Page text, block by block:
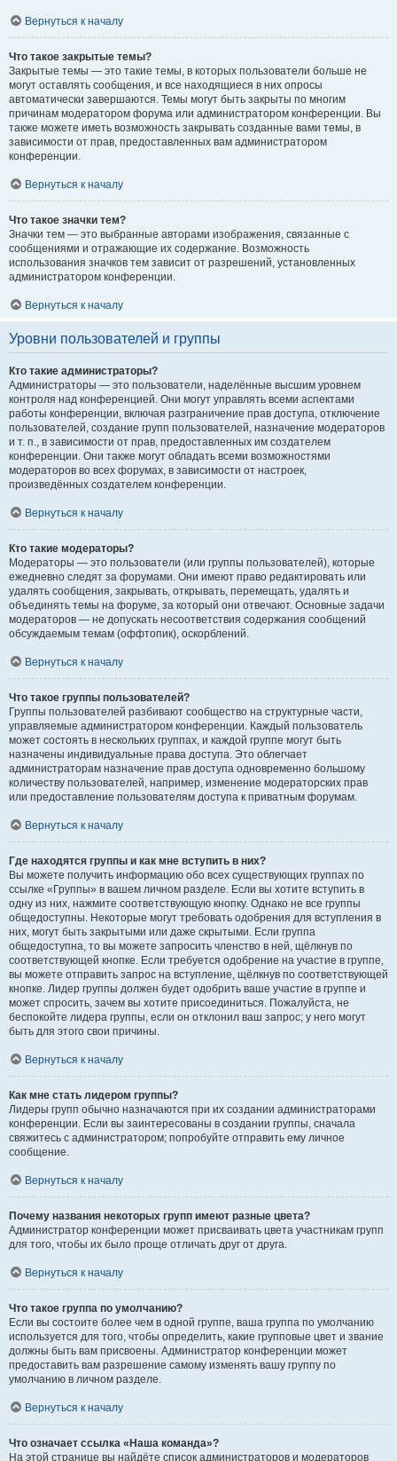
Вернуться к началу
Что такое закрытые темы?
Закрытые темы — это такие темы, в которых пользователи больше не
могут оставлять сообщения, и все находящиеся в них опросы
автоматически завершаются. Темы могут быть закрыты по многим
причинам модератором форума или администратором конференции. Вы
также можете иметь возможность закрывать созданные вами темы, в
зависимости от прав, предоставленных вам администратором
конференции.
Вернуться к началу
Что такое значки тем?
Значки тем — это выбранные авторами изображения, связанные с
сообщениями и отражающие их содержание. Возможность
использования значков тем зависит от разрешений, установленных
администратором конференции.
Вернуться к началу
Уровни пользователей и группы
Кто такие администраторы?
Администраторы — это пользователи, наделённые высшим уровнем
контроля над конференцией. Они могут управлять всеми аспектами
работы конференции, включая разграничение прав доступа, отключение
пользователей, создание групп пользователей, назначение модераторов
и т. п., в зависимости от прав, предоставленных им создателем
конференции. Они также могут обладать всеми возможностями
модераторов во всех форумах, в зависимости от настроек,
произведённых создателем конференции.
Вернуться к началу
Кто такие модераторы?
Модераторы — это пользователи (или группы пользователей), которые
ежедневно следят за форумами. Они имеют право редактировать или
удалять сообщения, закрывать, открывать, перемещать, удалять и
объединять темы на форуме, за который они отвечают. Основные задачи
модераторов — не допускать несоответствия содержания сообщений
обсуждаемым темам (оффтопик), оскорблений.
Вернуться к началу
Что такое группы пользователей?
Группы пользователей разбивают сообщество на структурные части,
управляемые администратором конференции. Каждый пользователь
может состоять в нескольких группах, и каждой группе могут быть
назначены индивидуальные права доступа. Это облегчает
администраторам назначение прав доступа одновременно большому
количеству пользователей, например, изменение модераторских прав
или предоставление пользователям доступа к приватным форумам.
Вернуться к началу
Где находятся группы и как мне вступить в них?
Вы можете получить информацию обо всех существующих группах по
ссылке «Группы» в вашем личном разделе. Если вы хотите вступить в
одну из них, нажмите соответствующую кнопку. Однако не все группы
общедоступны. Некоторые могут требовать одобрения для вступления в
них, могут быть закрытыми или даже скрытыми. Если группа
общедоступна, то вы можете запросить членство в ней, щёлкнув по
соответствующей кнопке. Если требуется одобрение на участие в группе,
вы можете отправить запрос на вступление, щёлкнув по соответствующей
кнопке. Лидер группы должен будет одобрить ваше участие в группе и
может спросить, зачем вы хотите присоединиться. Пожалуйста, не
беспокойте лидера группы, если он отклонил ваш запрос; у него могут
быть для этого свои причины.
Вернуться к началу
Как мне стать лидером группы?
Лидеры групп обычно назначаются при их создании администраторами
конференции. Если вы заинтересованы в создании группы, сначала
свяжитесь с администратором; попробуйте отправить ему личное
сообщение.
Вернуться к началу
Почему названия некоторых групп имеют разные цвета?
Администратор конференции может присваивать цвета участникам групп
для того, чтобы их было проще отличать друг от друга.
Вернуться к началу
Что такое группа по умолчанию?
Если вы состоите более чем в одной группе, ваша группа по умолчанию
используется для того, чтобы определить, какие групповые цвет и звание
должны быть вам присвоены. Администратор конференции может
предоставить вам разрешение самому изменять вашу группу по
умолчанию в личном разделе.
Вернуться к началу
Что означает ссылка «Наша команда»?
На этой странице вы найдёте список администраторов и модераторов